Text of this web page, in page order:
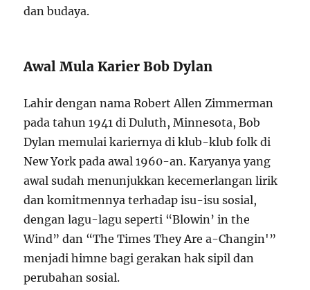
dan budaya.
Awal Mula Karier Bob Dylan
Lahir dengan nama Robert Allen Zimmerman
pada tahun 1941 di Duluth, Minnesota, Bob
Dylan memulai kariernya di klub-klub folk di
New York pada awal 1960-an. Karyanya yang
awal sudah menunjukkan kecemerlangan lirik
dan komitmennya terhadap isu-isu sosial,
dengan lagu-lagu seperti “Blowin’ in the
Wind” dan “The Times They Are a-Changin'”
menjadi himne bagi gerakan hak sipil dan
perubahan sosial.